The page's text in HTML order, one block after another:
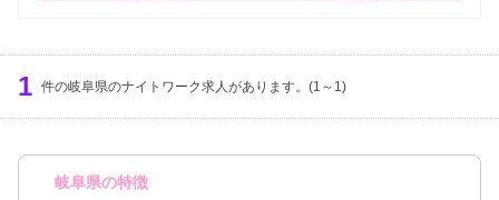
1 件の岐阜県のナイトワーク求人があります。(1～1)
岐阜県の特徴